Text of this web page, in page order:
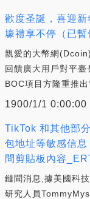
歡度圣誕，喜迎
壕禮享不停（已
親愛的大幣網
回饋廣大用戶對平
BOC項目方隆重推出
1900/1/1 0:00:00
TikTok 和其他部
包地址等敏感信
問剪貼板內容
鏈聞消息,據美國科
研究人員